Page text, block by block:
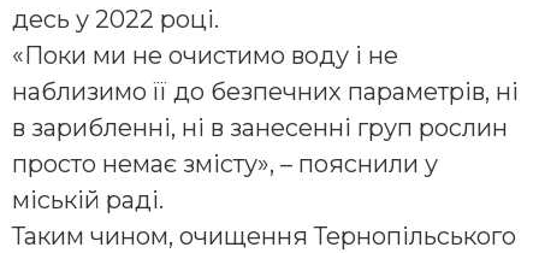
десь у 2022 році.
«Поки ми не очистимо воду і не
наблизимо її до безпечних параметрів, ні
в зарибленні, ні в занесенні груп рослин
просто немає змісту», – пояснили у
міській раді.
Таким чином, очищення Тернопільського